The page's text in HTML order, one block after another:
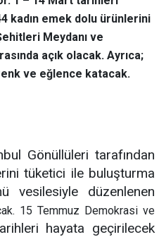
kadın emek dolu ürünlerini
Meydanı ve
açık olacak. Ayrıca;
ve eğlence katacak.
Gönüllüleri tarafından
tüketici ile buluşturma
vesilesiyle düzenlenen
15 Temmuz Demokrasi ve
hayata geçirilecek